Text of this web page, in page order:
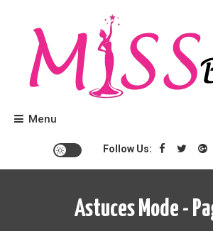
Miss Blog
Menu
Follow Us:
Astuces Mode -